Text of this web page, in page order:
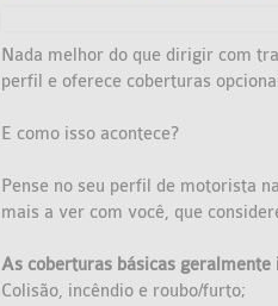
Nada melhor do que dirigir com
perfil e oferece coberturas
E como isso acontece?
Pense no seu perfil de motorista
mais a ver com você, que
As coberturas básicas geralmente
Colisão, incêndio e roubo/furto;